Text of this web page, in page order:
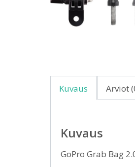
Kuvaus Arviot
Kuvaus
GoPro Grab Bag